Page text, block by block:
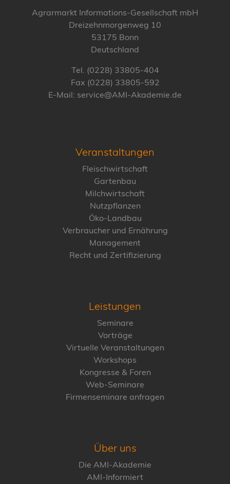
Agrarmarkt Informations-Gesellschaft mbH
Dreizehnmorgenweg 10
53175 Bonn
Deutschland
Tel. (0228) 33805-404
Fax (0228) 33805-592
E-Mail: service@AMI-Akademie.de
Veranstaltungen
Fleischwirtschaft
Gartenbau
Milchwirtschaft
Nutzpflanzen
Öko-Landbau
Verbraucher und Ernährung
Management
Recht und Zertifizierung
Leistungen
Seminare
Vorträge
Virtuelle Veranstaltungen
Workshops
Kongresse & Foren
Web-Seminare
Firmenseminare anfragen
Über uns
Die AMI-Akademie
AMI-Informiert